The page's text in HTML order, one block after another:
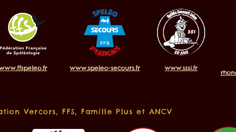
www.speleo-secours.fr www.sssi.fr
Vercors, FFS, Famille Plus et ANCV